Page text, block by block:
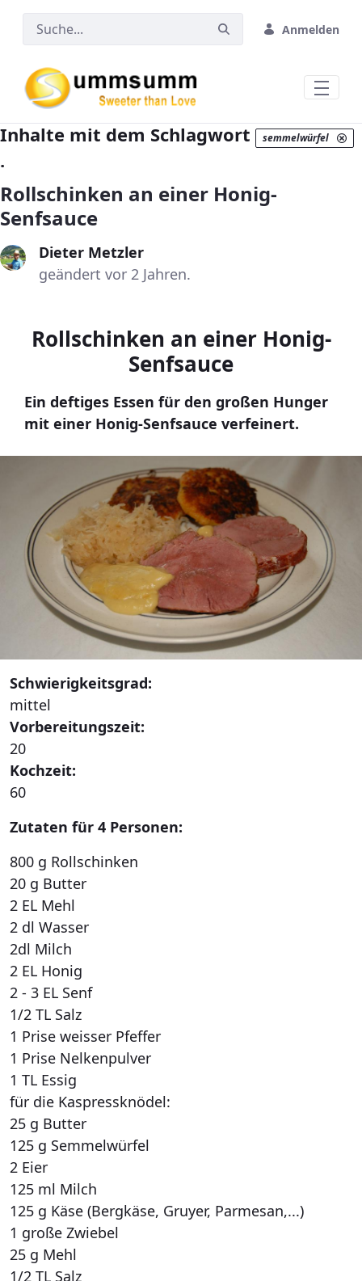
Zum Hauptinhalt springen
Anmelden
Inhalte mit dem Schlagwort semmelwürfel
.
Rollschinken an einer Honig-
Senfsauce
Dieter Metzler
geändert vor 2 Jahren.
Rollschinken an einer Honig-
Senfsauce
Ein deftiges Essen für den großen Hunger
mit einer Honig-Senfsauce verfeinert.
Schwierigkeitsgrad:
mittel
Vorbereitungszeit:
20
Kochzeit:
60
Zutaten für 4 Personen:
800 g Rollschinken
20 g Butter
2 EL Mehl
2 dl Wasser
2dl Milch
2 EL Honig
2 - 3 EL Senf
1/2 TL Salz
1 Prise weisser Pfeffer
1 Prise Nelkenpulver
1 TL Essig
für die Kaspressknödel:
25 g Butter
125 g Semmelwürfel
2 Eier
125 ml Milch
125 g Käse (Bergkäse, Gruyer, Parmesan,...)
1 große Zwiebel
25 g Mehl
1/2 TL Salz